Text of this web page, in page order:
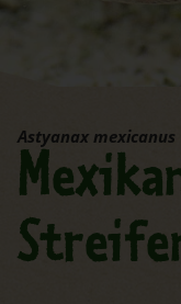
Astyanax mexicanus